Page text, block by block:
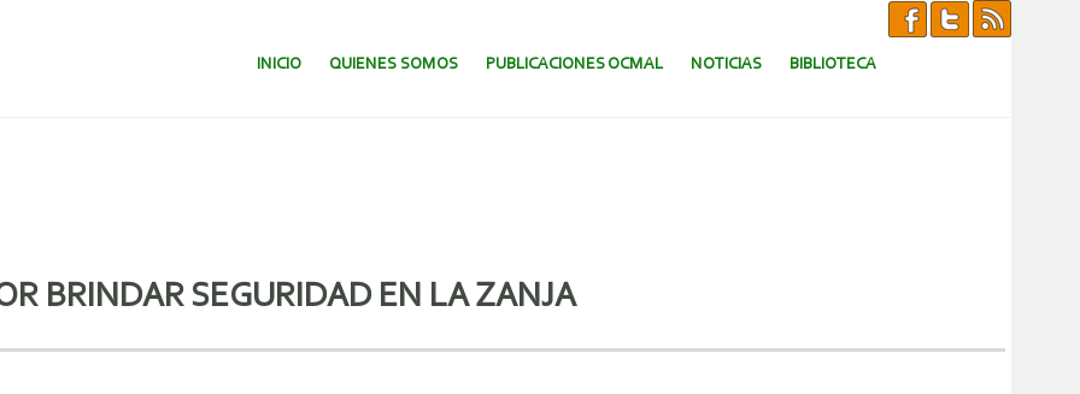
SALTAR AL CONTENIDO.
INICIO QUIENES SOMOS PUBLICACIONES OCMAL NOTICIAS BIBLIOTECA
BRINDAR SEGURIDAD EN LA ZANJA